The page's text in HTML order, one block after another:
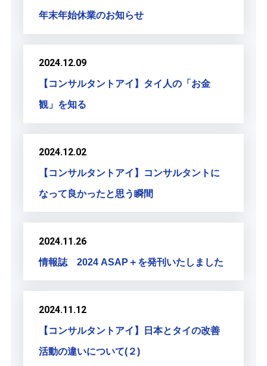
年末年始休業のお知らせ
2024.12.09
【コンサルタントアイ】タイ人の「お金
観」を知る
2024.12.02
【コンサルタントアイ】コンサルタントに
なって良かったと思う瞬間
2024.11.26
情報誌 2024 ASAP＋を発刊いたしました
2024.11.12
【コンサルタントアイ】日本とタイの改善
活動の違いについて(２)